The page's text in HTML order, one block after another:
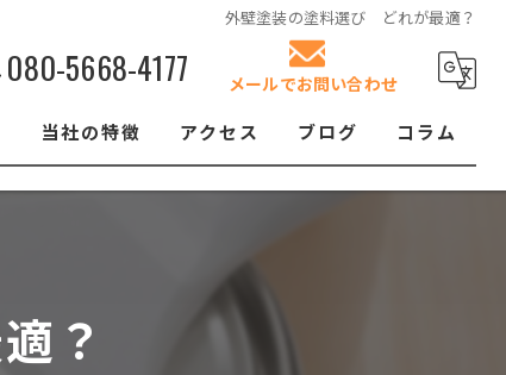
外壁塗装の塗料選び どれが最適？
080-5668-4177 メールでお問い合わせ
当社の特徴
クロス張替え
アクセス ブログ コラム
？